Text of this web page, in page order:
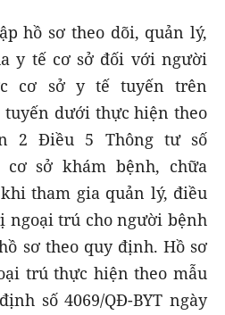
hồ sơ theo dõi, quản lý,
y tế cơ sở đối với người
cơ sở y tế tuyến trên
tuyến dưới thực hiện theo
2 Điều 5 Thông tư số
cơ sở khám bệnh, chữa
tham gia quản lý, điều
ngoại trú cho người bệnh
sơ theo quy định. Hồ sơ
trú thực hiện theo mẫu
số 4069/QĐ-BYT ngày